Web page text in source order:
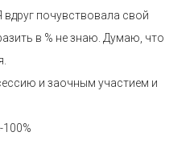
почувствовала свой
в % не знаю. Думаю, что
и заочным участием и